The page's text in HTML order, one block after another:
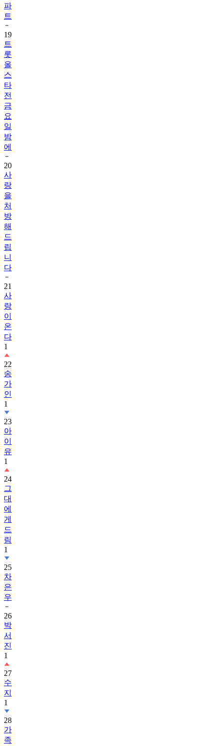
파
트
19
트
롯
올
스
타
전
금
요
일
밤
에
20
사
랑
을
처
방
해
드
립
니
다
21
사
랑
이
온
다
1
22
송
가
인
1
23
아
이
유
1
24
그
대
에
게
드
림
1
25
차
은
우
26
박
서
진
1
27
수
지
1
28
가
족